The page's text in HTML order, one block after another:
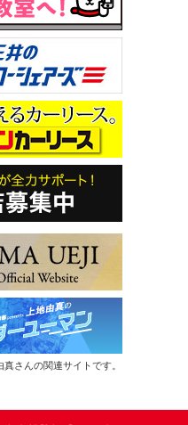
さんの関連サイトです。